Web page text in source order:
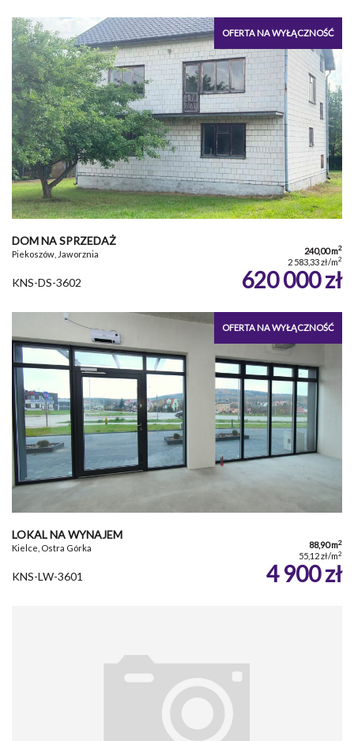
OFERTA NA WYŁĄCZNOŚĆ
DOM NA SPRZEDAŻ
Piekoszów, Jaworznia 240,00 m2
2 583,33 zł/m2
KNS-DS-3602 620 000 zł
OFERTA NA WYŁĄCZNOŚĆ
LOKAL NA WYNAJEM
Kielce, Ostra Górka 88,90 m2
55,12 zł/m2
KNS-LW-3601 4 900 zł